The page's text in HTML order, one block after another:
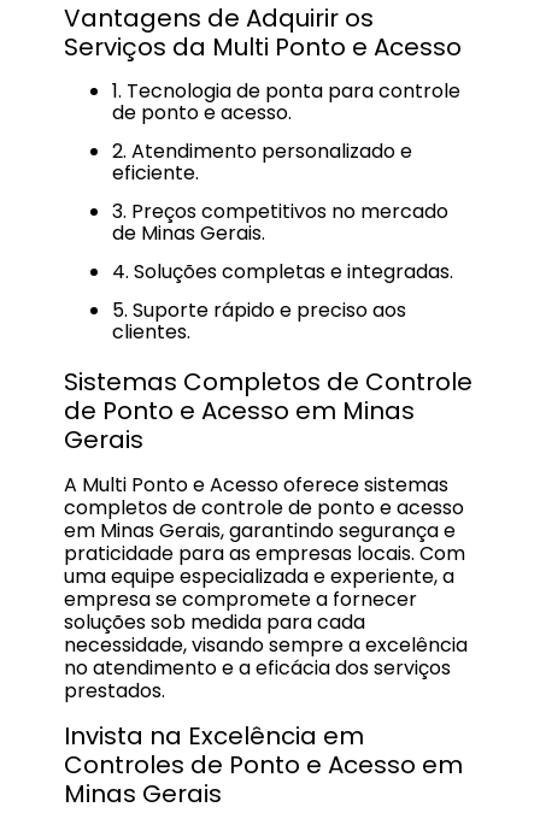
Vantagens de Adquirir os
Serviços da Multi Ponto e Acesso
1. Tecnologia de ponta para controle
de ponto e acesso.
2. Atendimento personalizado e
eficiente.
3. Preços competitivos no mercado
de Minas Gerais.
4. Soluções completas e integradas.
5. Suporte rápido e preciso aos
clientes.
Sistemas Completos de Controle
de Ponto e Acesso em Minas
Gerais
A Multi Ponto e Acesso oferece sistemas
completos de controle de ponto e acesso
em Minas Gerais, garantindo segurança e
praticidade para as empresas locais. Com
uma equipe especializada e experiente, a
empresa se compromete a fornecer
soluções sob medida para cada
necessidade, visando sempre a excelência
no atendimento e a eficácia dos serviços
prestados.
Invista na Excelência em
Controles de Ponto e Acesso em
Minas Gerais